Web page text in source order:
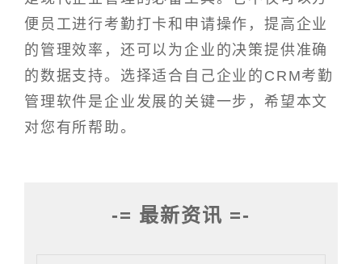
便员工进行考勤打卡和申请操作，提高企业
的管理效率，还可以为企业的决策提供准确
的数据支持。选择适合自己企业的CRM考勤
管理软件是企业发展的关键一步，希望本文
对您有所帮助。
-= 最新资讯 =-